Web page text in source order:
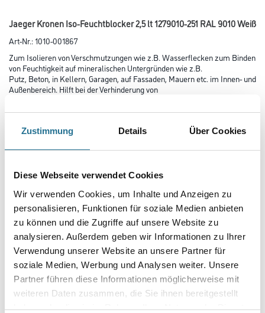
Zustimmung Details Über Cookies
Diese Webseite verwendet Cookies
Wir verwenden Cookies, um Inhalte und Anzeigen zu
personalisieren, Funktionen für soziale Medien anbieten
zu können und die Zugriffe auf unsere Website zu
analysieren. Außerdem geben wir Informationen zu Ihrer
Verwendung unserer Website an unsere Partner für
soziale Medien, Werbung und Analysen weiter. Unsere
Partner führen diese Informationen möglicherweise mit
weiteren Daten zusammen, die Sie ihnen bereitgestellt
haben oder die sie im Rahmen Ihrer Nutzung der Dienste
Jaeger Kronen Iso-Feuchtblocker 2,5 lt 1279010-251 RAL 9010 Weiß
Art-Nr.:1010-001867
Zum Isolieren von Verschmutzungen wie z.B. Wasserflecken zum Binden
von Feuchtigkeit auf mineralischen Untergründen wie z.B.
Putz, Beton, in Kellern, Garagen, auf Fassaden, Mauern etc. im Innen- und
Außenbereich. Hilft bei der Verhinderung von
Farbtonbezeichnung
Glanzgrad
Gebinde
Umrechnungsfaktoren